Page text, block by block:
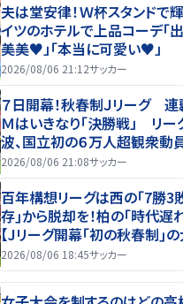
夫は堂安律！Ｗ杯スタンド
イツのホテルで上品コーデ「
美美♥」「本当に可愛い♥」
2026/08/06 21:12サッカー
７日開幕！秋春制Ｊリーグ
Ｍはいきなり「決勝戦」 リー
波、国立初の６万人超観衆動
2026/08/06 21:08サッカー
百年構想リーグは西の｢7勝3
存｣から脱却を！柏の｢時代遅
【Jリーグ開幕｢初の秋春制｣
2026/08/06 18:45サッカー